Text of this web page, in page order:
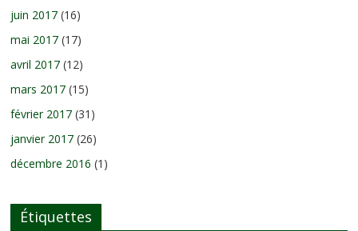
juin 2017 (16)
mai 2017 (17)
avril 2017 (12)
mars 2017 (15)
février 2017 (31)
janvier 2017 (26)
décembre 2016 (1)
Étiquettes